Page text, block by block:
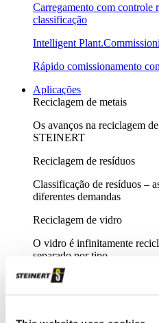
Carregamento com controle
classificação
Intelligent
Rápido comissionamento
Aplicações
Reciclagem de metais
Os avanços na reciclagem
STEINERT
Reciclagem de resíduos
Classificação de resíduos –
diferentes demandas
Reciclagem de vidro
O vidro é infinitamente
separado por tipo
Mineração